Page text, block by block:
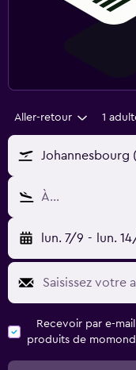
Aller-retour 1
Johannesbourg
À…
lun. 7/9 - lun.
Recevoir par e-
produits de